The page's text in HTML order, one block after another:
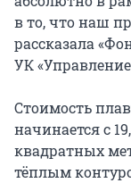
в то, что наш
рассказала
УК
Стоимость
начинается с
квадратных
тёплым